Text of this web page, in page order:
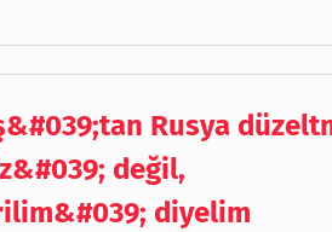
Rusya
değil,
diyelim